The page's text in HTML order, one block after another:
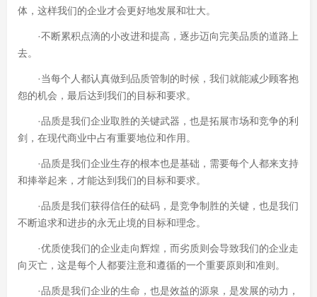
体，这样我们的企业才会更好地发展和壮大。
·不断累积点滴的小改进和提高，逐步迈向完美品质的道路上
去。
·当每个人都认真做到品质管制的时候，我们就能减少顾客抱
怨的机会，最后达到我们的目标和要求。
·品质是我们企业取胜的关键武器，也是拓展市场和竞争的利
剑，在现代商业中占有重要地位和作用。
·品质是我们企业生存的根本也是基础，需要每个人都来支持
和捧举起来，才能达到我们的目标和要求。
·品质是我们获得信任的砝码，是竞争制胜的关键，也是我们
不断追求和进步的永无止境的目标和理念。
·优质使我们的企业走向辉煌，而劣质则会导致我们的企业走
向灭亡，这是每个人都要注意和遵循的一个重要原则和准则。
·品质是我们企业的生命，也是效益的源泉，是发展的动力，